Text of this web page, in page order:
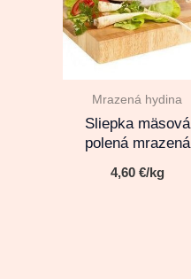
Mrazená hydina
Sliepka mäsová
polená mrazená
4,60 €/kg